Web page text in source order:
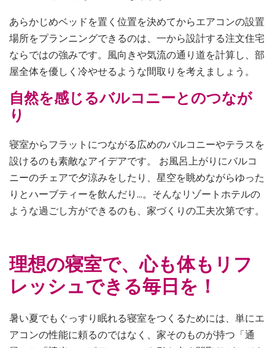
あらかじめベッドを置く位置を決めてからエアコンの設置
場所をプランニングできるのは、一から設計する注文住宅
ならではの強みです。風向きや気流の通り道を計算し、部
屋全体を優しく冷やせるような間取りを考えましょう。
自然を感じるバルコニーとのつなが
り
寝室からフラットにつながる広めのバルコニーやテラスを
設けるのも素敵なアイデアです。 お風呂上がりにバルコ
ニーのチェアで夕涼みをしたり、星空を眺めながらゆった
りとハーブティーを飲んだり…。そんなリゾートホテルの
ような過ごし方ができるのも、家づくりの工夫次第です。
理想の寝室で、心も体もリフ
レッシュできる毎日を！
暑い夏でもぐっすり眠れる寝室をつくるためには、単にエ
アコンの性能に頼るのではなく、家そのものが持つ「通